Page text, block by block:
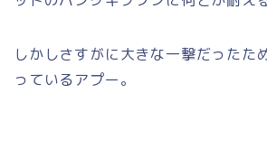
しかしさすがに大きな一撃だったた
っているアプー。